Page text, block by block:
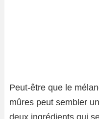
Peut-être que le
mûres peut sembler